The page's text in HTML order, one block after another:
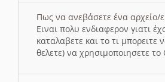
Πως να ανεβάσετε ένα αρχείο/
Ειναι πολυ ενδιαφερον γιατι
καταλαβετε και το τι
θελετε) να χρησιμοποιησετε